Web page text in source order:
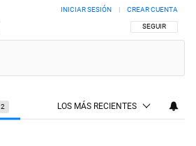
SIGA ESTA
SEGUIR
INICIAR SESIÓN | CREAR CUENTA
2 LOS MÁS RECIENTES